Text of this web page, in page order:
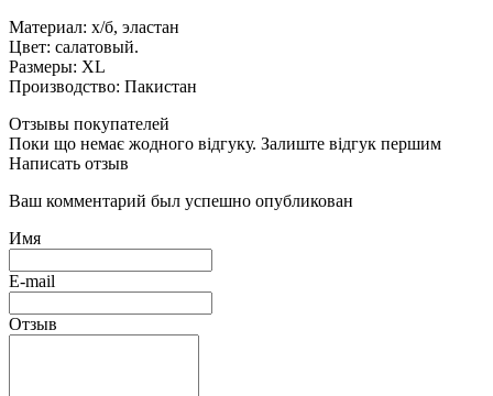
Материал: х/б, эластан
Цвет: салатовый.
Размеры: XL
Производство: Пакистан
Отзывы покупателей
Поки що немає жодного відгуку. Залиште відгук першим
Написать отзыв
Ваш комментарий был успешно опубликован
Имя
E-mail
Отзыв